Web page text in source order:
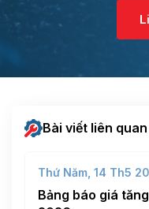
Bài viết liên quan
Thứ Năm, 14 Th5
Bảng báo giá